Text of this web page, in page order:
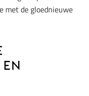
met de gloednieuwe